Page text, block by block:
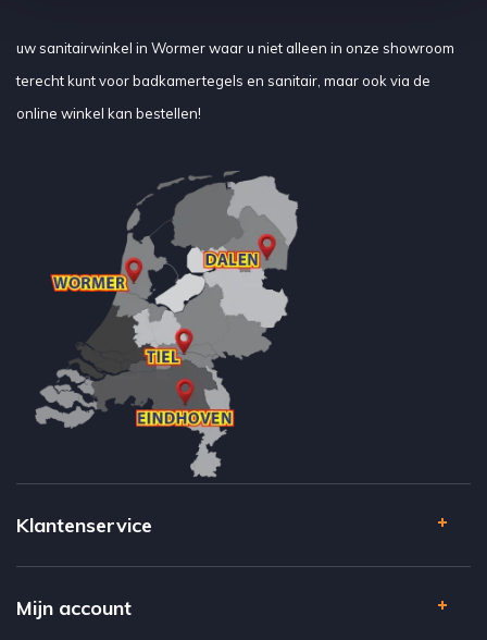
uw sanitairwinkel in Wormer waar u niet alleen in onze showroom
terecht kunt voor badkamertegels en sanitair, maar ook via de
online winkel kan bestellen!
Klantenservice
Mijn account